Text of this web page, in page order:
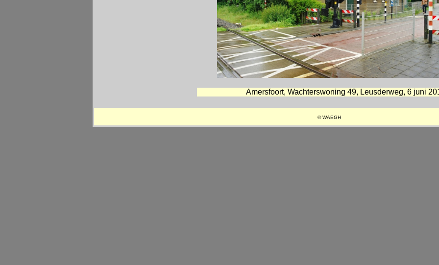
Amersfoort, Wachterswoning 49, Leusderweg, 6 juni
© WAEGH